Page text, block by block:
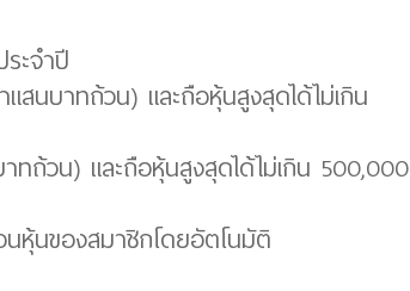
ะจำปี
นบาทถ้วน) และถือหุ้นสูงสุดได้ไม่เกิน
ถ้วน) และถือหุ้นสูงสุดได้ไม่เกิน 500,000
นหุ้นของสมาชิกโดยอัตโนมัติ